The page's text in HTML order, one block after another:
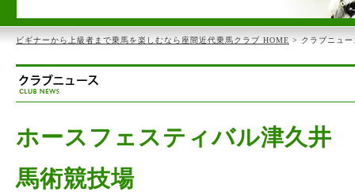
ビギナーから上級者まで乗馬を楽しむなら座間近代乗馬クラブ HOME > クラブニュー
ホースフェスティバル津久
馬術競技場